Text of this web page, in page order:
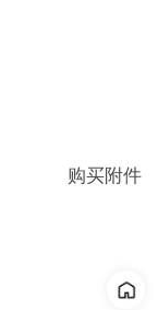
购买附件